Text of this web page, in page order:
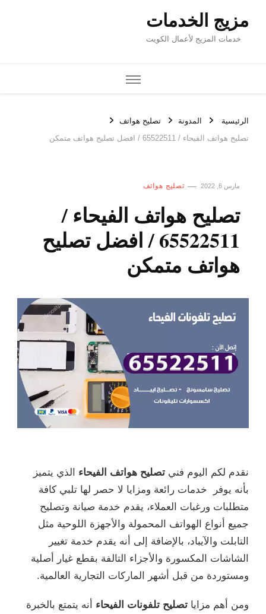
مزيج الخدمات
خدمات المزيج لأعمال الكويت
الرئيسية المدونة
تصليح هواتف
تصليح هواتف الفيحاء / 65522511 / افضل تصليح هواتف متمكن
مارس 6, 2022 تصليح هواتف
تصليح هواتف الفيحاء /
65522511 / افضل تصليح
هواتف متمكن
نقدم لكم اليوم فني تصليح هواتف الفيحاء الذي يتميز
بأنه يوفر خدمات رائعة ومزايا لا حصر لها تلبي كافة
متطلبات ورغبات العملاء، يقدم خدمة صيانة وتصليح
جميع أنواع الهواتف المحمولة والأجهزة اللوحية مثل
التابلت والآيباد، بالإضافة إلى أنه يقدم خدمة تغيير
الشاشات المكسورة والأجزاء التالفة بقطع غيار أصلية
ومستوردة من قبل أشهر الماركات التجارية العالمية.
ومن أهم مزايا تصليح تلفونات الفيحاء أنه يتمتع بالخبرة